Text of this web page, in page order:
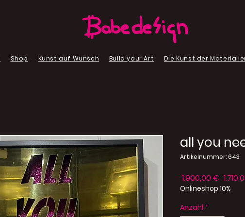
Shop Kunst auf Wunsch Build your Art Die Kunst der
all you
Artikelnummer: 643
1.900,00 €
Onlineshop 10%
Anzahl *